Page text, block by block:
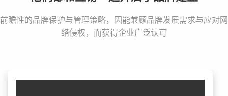
前瞻性的品牌保护与管理策略，因能兼顾品牌发展需求与应对网
络侵权，而获得企业广泛认可